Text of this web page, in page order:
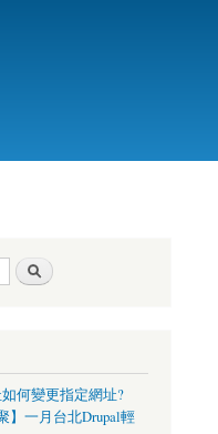
何變更指定網址?
】一月台北Drupal輕